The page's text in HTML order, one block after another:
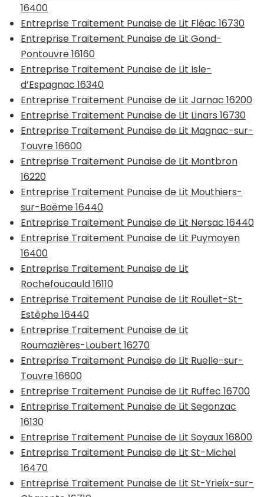
16400
Entreprise Traitement Punaise de Lit Fléac 16730
Entreprise Traitement Punaise de Lit Gond-
Pontouvre 16160
Entreprise Traitement Punaise de Lit Isle-
d’Espagnac 16340
Entreprise Traitement Punaise de Lit Jarnac 16200
Entreprise Traitement Punaise de Lit Linars 16730
Entreprise Traitement Punaise de Lit Magnac-sur-
Touvre 16600
Entreprise Traitement Punaise de Lit Montbron
16220
Entreprise Traitement Punaise de Lit Mouthiers-
sur-Boëme 16440
Entreprise Traitement Punaise de Lit Nersac 16440
Entreprise Traitement Punaise de Lit Puymoyen
16400
Entreprise Traitement Punaise de Lit
Rochefoucauld 16110
Entreprise Traitement Punaise de Lit Roullet-St-
Estèphe 16440
Entreprise Traitement Punaise de Lit
Roumazières-Loubert 16270
Entreprise Traitement Punaise de Lit Ruelle-sur-
Touvre 16600
Entreprise Traitement Punaise de Lit Ruffec 16700
Entreprise Traitement Punaise de Lit Segonzac
16130
Entreprise Traitement Punaise de Lit Soyaux 16800
Entreprise Traitement Punaise de Lit St-Michel
16470
Entreprise Traitement Punaise de Lit St-Yrieix-sur-